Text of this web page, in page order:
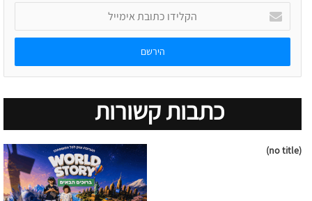
הקלידו
כתובת
אימייל
כתבות קשורות
(no title)